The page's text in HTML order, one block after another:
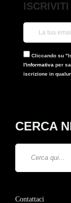
Cliccando su
l'informativa per
iscrizione in
CERCA
Contattaci